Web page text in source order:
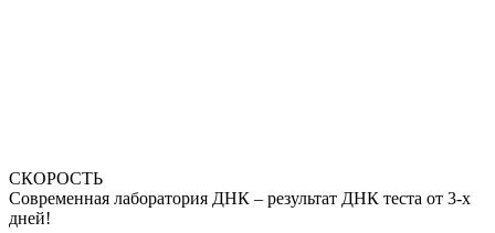
СКОРОСТЬ
Современная лаборатория ДНК – результат ДНК теста от 3-х
дней!